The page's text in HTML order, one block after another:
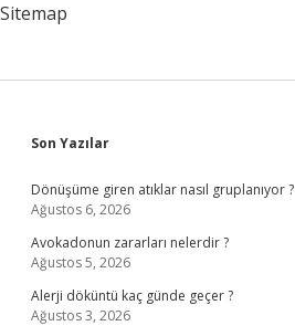
Sitemap
Sidebar
Son Yazılar
Dönüşüme giren atıklar nasıl gruplanıyor ?
Ağustos 6, 2026
Avokadonun zararları nelerdir ?
Ağustos 5, 2026
Alerji döküntü kaç günde geçer ?
Ağustos 3, 2026